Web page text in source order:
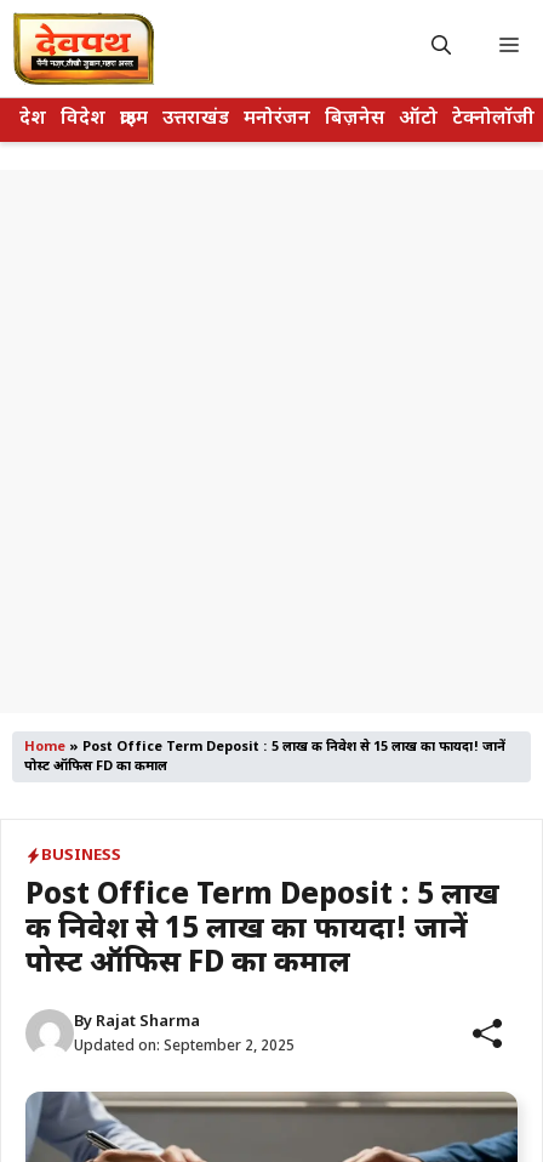
Skip
to
content
देश विदेश क्राइम उत्तराखंड मनोरंजन बिज़नेस ऑटो टेक्नोलॉजी
Home » Post Office Term Deposit : 5 लाख की निवेश से 15 लाख का फायदा! जानें
पोस्ट ऑफिस FD का कमाल
BUSINESS
Post Office Term Deposit : 5 लाख
की निवेश से 15 लाख का फायदा! जानें
पोस्ट ऑफिस FD का कमाल
By Rajat Sharma
Updated on: September 2, 2025